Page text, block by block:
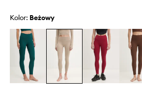
Kolor: beżowy